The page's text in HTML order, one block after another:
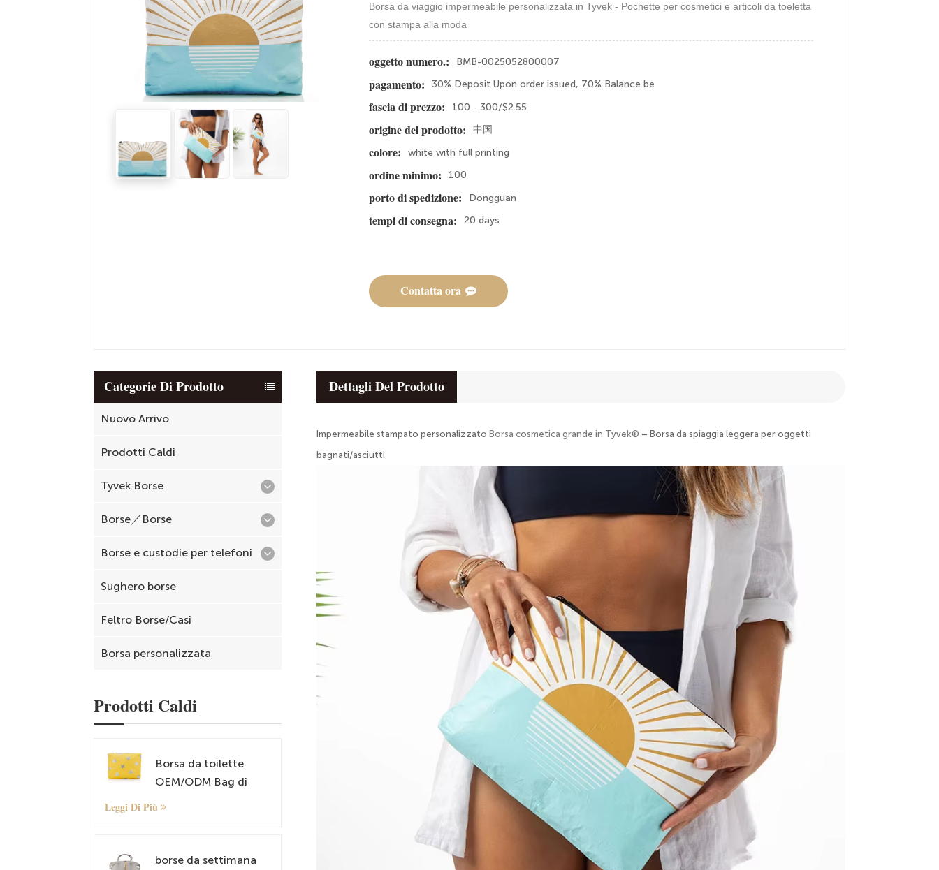
Borsa da viaggio impermeabile personalizzata in Tyvek - Pochette per cosmetici e articoli da toeletta
con stampa alla moda
oggetto numero.:
BMB-0025052800007
pagamento:
30% Deposit Upon order issued, 70% Balance be
fascia di prezzo:
100 - 300/$2.55
origine del prodotto:
中国
colore:
white with full printing
ordine minimo:
100
porto di spedizione:
Dongguan
tempi di consegna:
20 days
Contatta ora
Categorie Di Prodotto
Nuovo Arrivo
Prodotti Caldi
Tyvek Borse
Borse／Borse
Borse e custodie per telefoni
Sughero borse
Feltro Borse/Casi
Borsa personalizzata
Prodotti Caldi
Borsa da toilette
OEM/ODM Bag di
Leggi Di Più
borse da settimana
Dettagli Del Prodotto
Impermeabile stampato personalizzatoBorsa cosmetica grande in Tyvek® – Borsa da spiaggia leggera per oggetti
bagnati/asciutti